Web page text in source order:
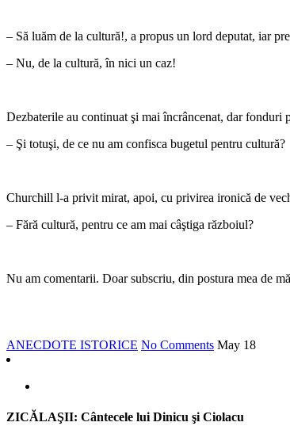
– Să luăm de la cultură!, a propus un lord deputat, iar
– Nu, de la cultură, în nici un caz!
Dezbaterile au continuat şi mai încrâncenat, dar fonduri
– Şi totuşi, de ce nu am confisca bugetul pentru cultură?
Churchill l-a privit mirat, apoi, cu privirea ironică de
– Fără cultură, pentru ce am mai câştiga războiul?
Nu am comentarii. Doar subscriu, din postura mea de
ANECDOTE ISTORICE No Comments May 18
ZICĂLAŞII: Cântecele lui Dinicu şi Ciolacu